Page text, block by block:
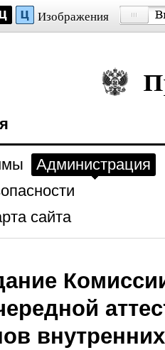
Изображения
Администрация
сайта